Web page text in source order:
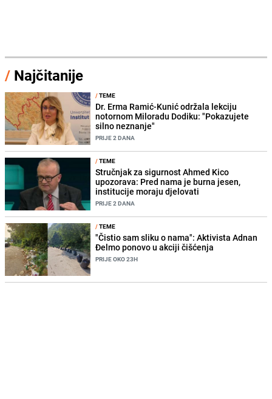
/ Najčitanije
/TEME
Dr. Erma Ramić-Kunić održala lekciju
notornom Miloradu Dodiku: "Pokazujete
silno neznanje"
PRIJE 2 DANA
/TEME
Stručnjak za sigurnost Ahmed Kico
upozorava: Pred nama je burna jesen,
institucije moraju djelovati
PRIJE 2 DANA
/TEME
"Čistio sam sliku o nama": Aktivista Adnan
Đelmo ponovo u akciji čišćenja
PRIJE OKO 23H